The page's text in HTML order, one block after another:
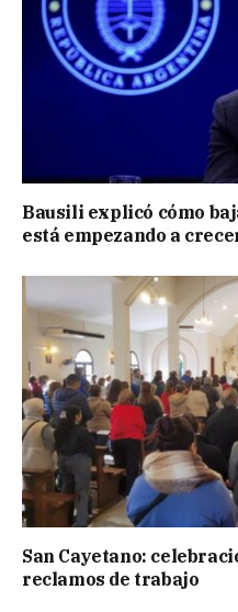
Bausili explicó cómo
está empezando a
San Cayetano:
reclamos de trabajo